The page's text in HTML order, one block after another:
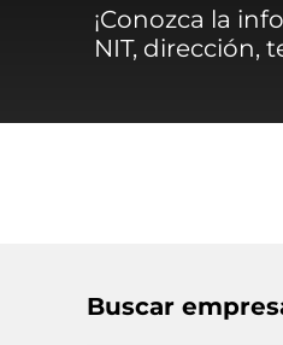
¡Conozca la
NIT, dirección,
Buscar